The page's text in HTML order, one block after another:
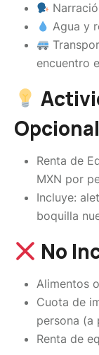
Agua y
encuentro
Opcional
Renta de
MXN por
Incluye:
boquilla
No
Alimentos
Cuota de
persona (a
Renta de